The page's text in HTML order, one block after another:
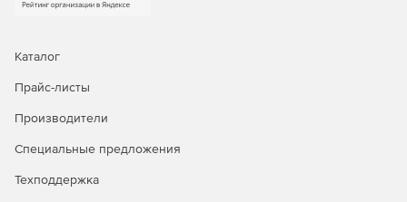
Каталог
Прайс-листы
Производители
Специальные предложения
Техподдержка